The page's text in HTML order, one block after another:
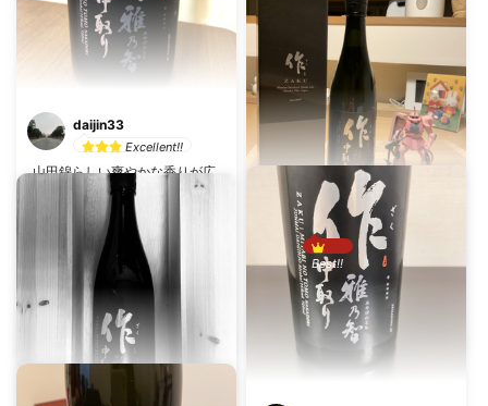
daijin33
Excellent!!
山田錦らしい爽やかな香りが広
がります！繊細な飲み口の中に
甘さを感じますが、控えめに流
れていくので食中酒としても楽
しめそうです！
投稿日：5月22日
作 雅乃智 中取り 純米大吟醸
清水清三郎商店株式会社（三重県）
作シン
Best!!
乾杯数：1 投稿日：4月24日
作 雅乃智 中取り 純米大吟醸
清水清三郎商店株式会社（三重県）